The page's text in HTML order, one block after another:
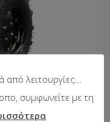
BSD 1350
λειτουργίες...
συμφωνείτε με τη